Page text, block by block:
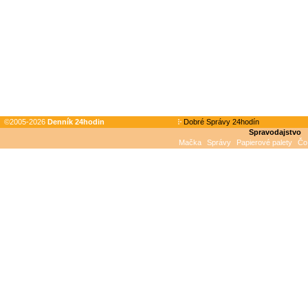
©2005-2026 Denník 24hodin
Dobré Správy 24hodín
Spravodajstvo
Mačka
Správy Papierové palety